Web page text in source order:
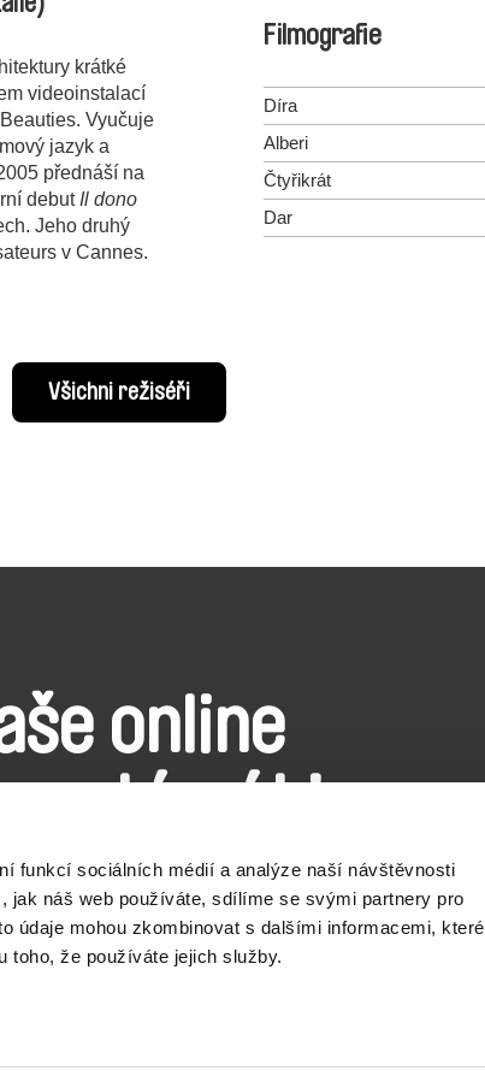
funkcí sociálních médií a analýze naší návštěvnosti
jak náš web používáte, sdílíme se svými partnery pro
údaje mohou zkombinovat s dalšími informacemi, které
toho, že používáte jejich služby.
krátké
videoinstalací
Vyučuje
jazyk a
přednáší na
debut Il dono
Jeho druhý
v Cannes.
Filmografie
Díra
Alberi
Čtyřikrát
Dar
Všichni režiséři
online
kino
festivalové filmy
každý týden